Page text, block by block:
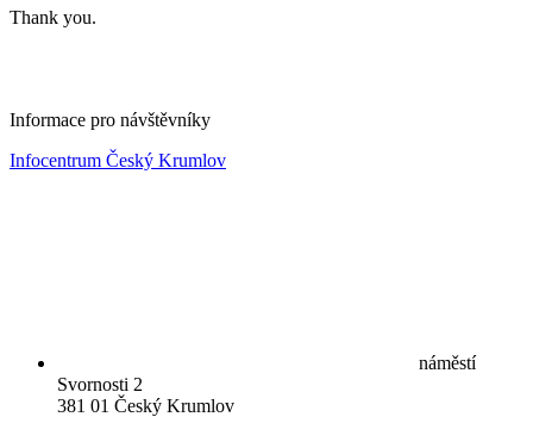
Thank you.
Informace pro návštěvníky
Infocentrum Český Krumlov
náměstí
Svornosti 2
381 01 Český Krumlov